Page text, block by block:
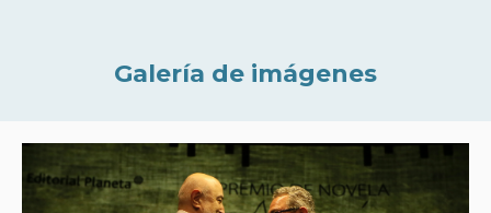
Galería de imágenes